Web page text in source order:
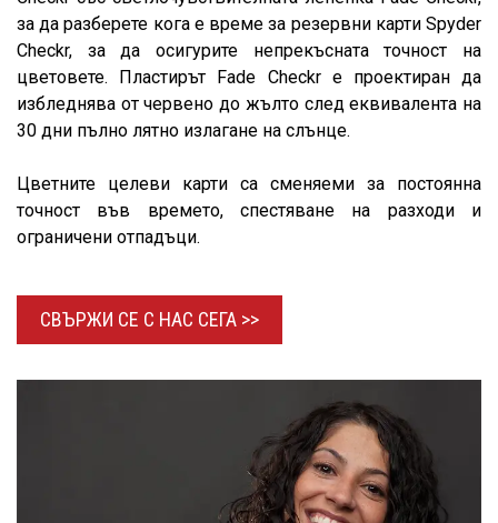
за да разберете кога е време за резервни карти Spyder
Checkr, за да осигурите непрекъсната точност на
цветовете. Пластирът Fade Checkr е проектиран да
избледнява от червено до жълто след еквивалента на
30 дни пълно лятно излагане на слънце.
Цветните целеви карти са сменяеми за постоянна
точност във времето, спестяване на разходи и
ограничени отпадъци.
СВЪРЖИ СЕ С НАС СЕГА >>​​​​